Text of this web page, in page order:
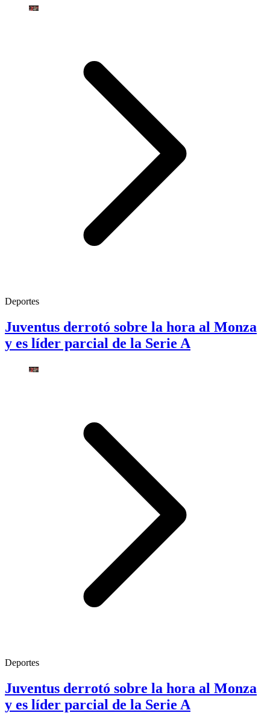
Deportes
Juventus derrotó sobre la hora al Monza
y es líder parcial de la Serie A
Deportes
Juventus derrotó sobre la hora al Monza
y es líder parcial de la Serie A